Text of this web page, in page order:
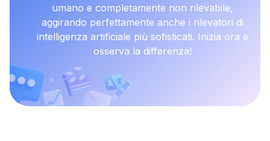
umano e completamente non rilevabile,
aggirando perfettamente anche i rilevatori di
intelligenza artificiale più sofisticati. Inizia ora e
osserva la differenza!